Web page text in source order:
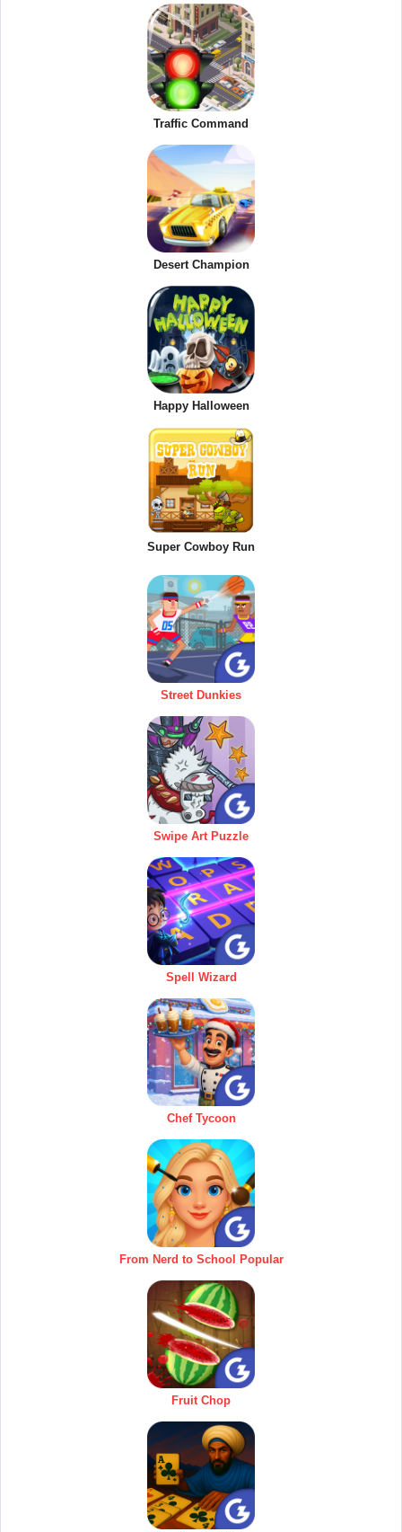
Traffic Command
Desert Champion
Happy Halloween
Super Cowboy Run
Street Dunkies
Swipe Art Puzzle
Spell Wizard
Chef Tycoon
From Nerd to School Popular
Fruit Chop